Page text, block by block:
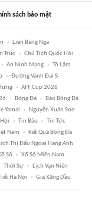
sách bảo mật
Liên Bang Nga
Trúc
Chủ Tịch Quốc Hội
An Ninh Mạng
Tô Lâm
Đường Vành Đai 5
AFF Cup 2026
Bóng Đá
Báo Bóng Đá
Yamal
Nguyễn Xuân Son
Tin Bão
Tin Tức
Nam
Kết Quả Bóng Đá
Thi Đấu Ngoại Hạng Anh
Số
Xổ Số Miền Nam
Thời Sự
Lịch Vạn Niên
Hà Nội Giá Xăng Dầu